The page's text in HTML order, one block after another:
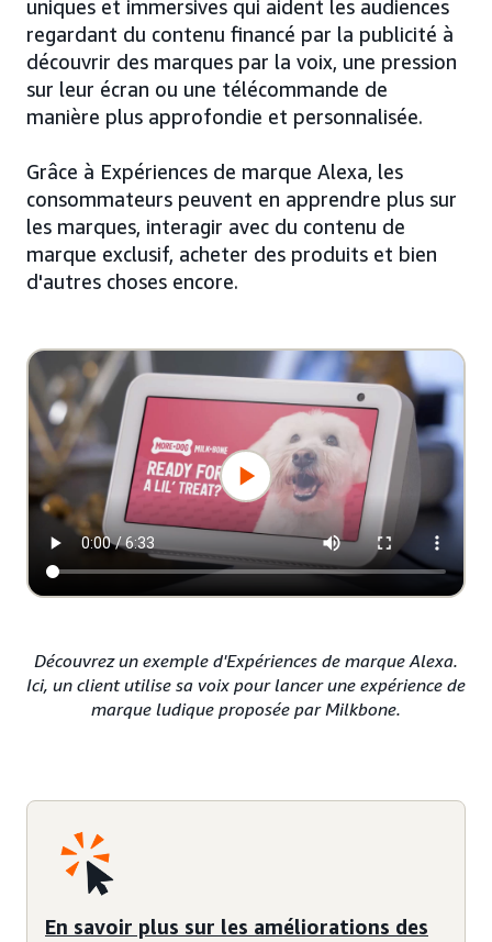
uniques et immersives qui aident les audiences
regardant du contenu financé par la publicité à
découvrir des marques par la voix, une pression
sur leur écran ou une télécommande de
manière plus approfondie et personnalisée.
Grâce à Expériences de marque Alexa, les
consommateurs peuvent en apprendre plus sur
les marques, interagir avec du contenu de
marque exclusif, acheter des produits et bien
d'autres choses encore.
Découvrez un exemple d'Expériences de marque Alexa.
Ici, un client utilise sa voix pour lancer une expérience de
marque ludique proposée par Milkbone.
En savoir plus sur les améliorations des